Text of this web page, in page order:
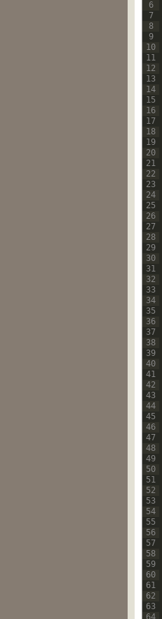
6
7
8
9
10
11
12
13
14
15
16
17
18
19
20
21
22
23
24
25
26
27
28
29
30
31
32
33
34
35
36
37
38
39
40
41
42
43
44
45
46
47
48
49
50
51
52
53
54
55
56
57
58
59
60
61
62
63
64